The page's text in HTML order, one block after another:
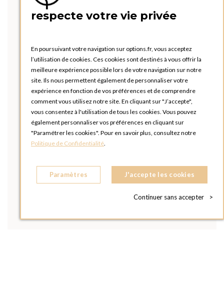
respecte votre vie privée
En poursuivant votre navigation sur options.fr, vous acceptez
l’utilisation de cookies. Ces cookies sont destinés à vous offrir la
meilleure expérience possible lors de votre navigation sur notre
site. Ils nous permettent également de personnaliser votre
expérience en fonction de vos préférences et de comprendre
comment vous utilisez notre site. En cliquant sur "J’accepte",
vous consentez à l'utilisation de tous les cookies. Vous pouvez
également personnaliser vos préférences en cliquant sur
"Paramétrer les cookies". Pour en savoir plus, consultez notre
Politique de Confidentialité.
Paramètres J'accepte les cookies
Continuer sans accepter >